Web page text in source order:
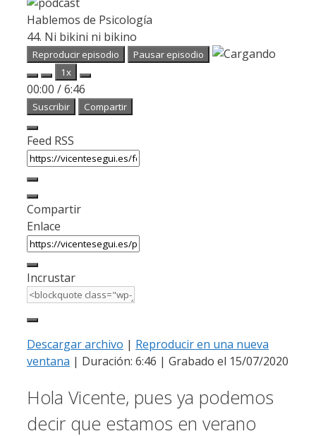
Hablemos de Psicología
44. Ni bikini ni bikino
Reproducir episodio
Pausar episodio
1x
00:00 /6:46
Suscribir Compartir
Feed RSS
Compartir
Enlace
Incrustar
Descargar archivo | Reproducir en una nueva
ventana | Duración: 6:46 | Grabado el 15/07/2020
Hola Vicente, pues ya podemos
decir que estamos en verano